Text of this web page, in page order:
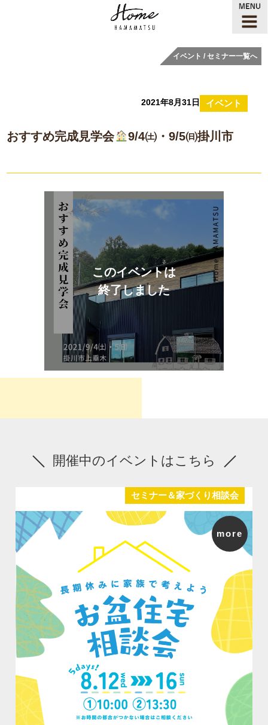
イベント / セミナー一覧へ
イベント
2021年8月31日
おすすめ完成見学会 9/4㈯・9/5㈰掛川市
このイベントは
終了しました
開催中のイベントはこちら
セミナー＆家づくり相談会
more